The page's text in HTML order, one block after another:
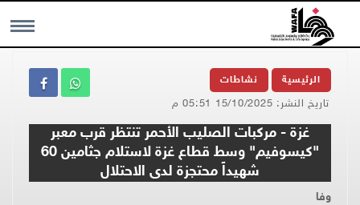
MENU الرئيسية نشاطات
تاريخ النشر: 15/10/2025 05:51 م
غزة - مركبات الصليب الأحمر تنتظر قرب معبر
"كيسوفيم" وسط قطاع غزة لاستلام جثامين 60
شهيداً محتجزة لدى الاحتلال
وفا